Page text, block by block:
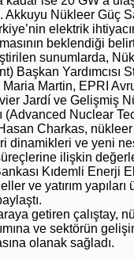
Akkuyu Nükleer Güç
elektrik
beklendiği
sunumlarda,
Başkan Yardımcısı
Maria Martin, EPRI
Jardí ve Gelişmiş
(Advanced Nuclear
Charkas,
dinamikleri ve yeni
ilişkin
Kıdemli Enerji
ve yatırım yapıları
getiren çalıştay,
ve sektörün
olanak sağladı.